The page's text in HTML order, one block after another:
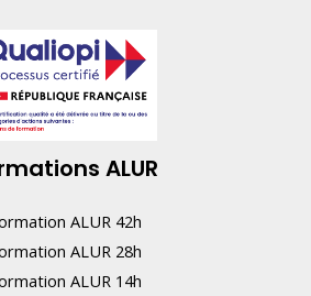
ALUR
ALUR 42h
ALUR 28h
ALUR 14h